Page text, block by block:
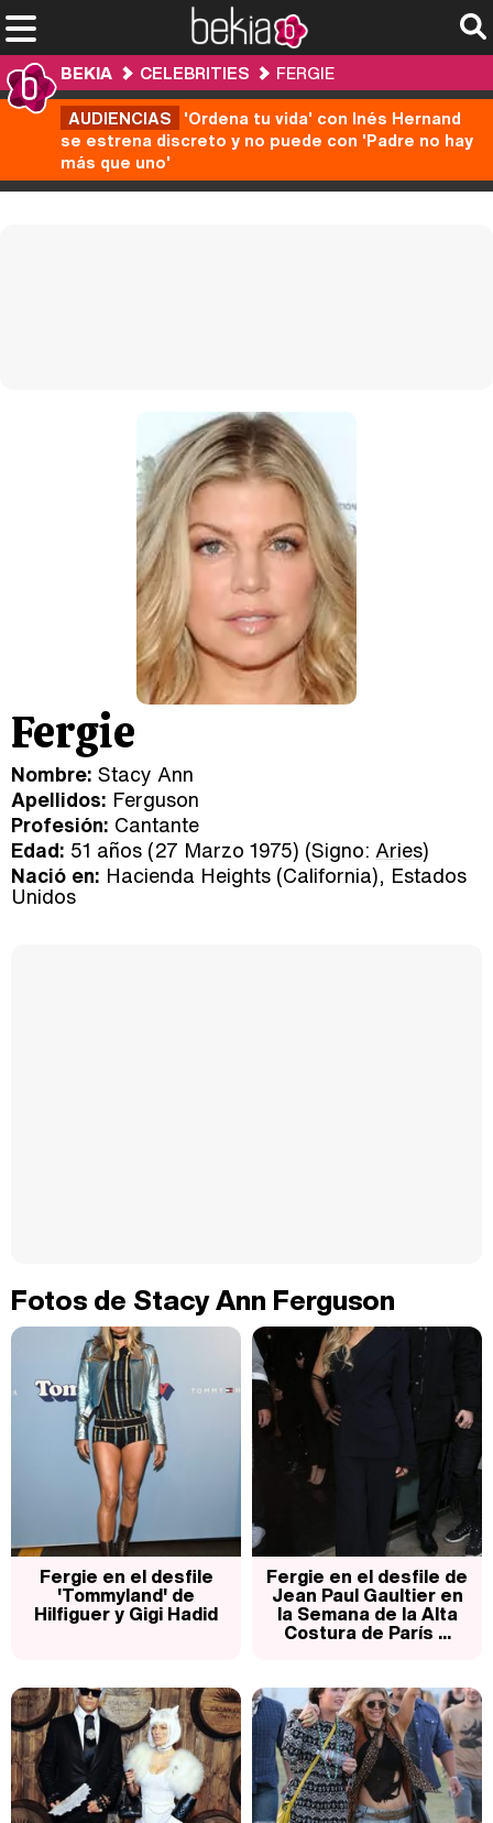
BEKIA CELEBRITIES
FERGIE
AUDIENCIAS 'Ordena tu vida' con Inés Hernand
se estrena discreto y no puede con 'Padre no hay
más que uno'
Fergie
Nombre: Stacy Ann
Apellidos: Ferguson
Profesión: Cantante
Edad: 51 años (27 Marzo 1975) (Signo: Aries)
Nació en: Hacienda Heights (California), Estados
Unidos
Fotos de Stacy Ann Ferguson
Fergie en el desfile
'Tommyland' de
Hilfiguer y Gigi Hadid
Fergie en el desfile de
Jean Paul Gaultier en
la Semana de la Alta
Costura de París ...